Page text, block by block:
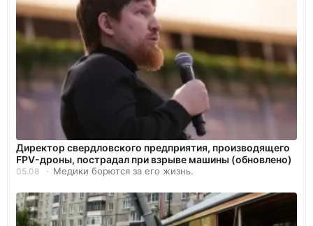
Директор свердловского предприятия, производящего
FPV-дроны, пострадал при взрыве машины (обновлено)
05.08 Медики борются за его жизнь.